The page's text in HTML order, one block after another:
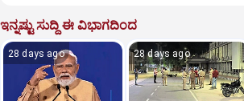
ಇನ್ನಷ್ಟು ಸುದ್ದಿ ಈ ವಿಭಾಗದಿಂದ
28 days ago 28 days ago